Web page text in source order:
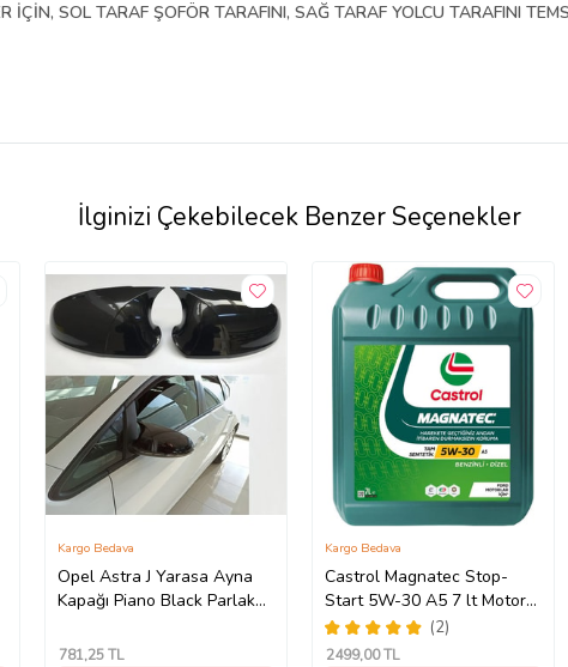
İÇİN, SOL TARAF ŞOFÖR TARAFINI, SAĞ TARAF YOLCU TARAFINI
İlginizi Çekebilecek Benzer Seçenekler
Opel Astra J Yarasa Ayna
Kapağı Piano Black Parlak
Kargo Bedava
781,25 TL
Castrol Magnatec Stop-
Start 5W-30 A5 7 lt Motor
Yağı Ü.T 2024 (2)
Kargo Bedava
2499,00 TL